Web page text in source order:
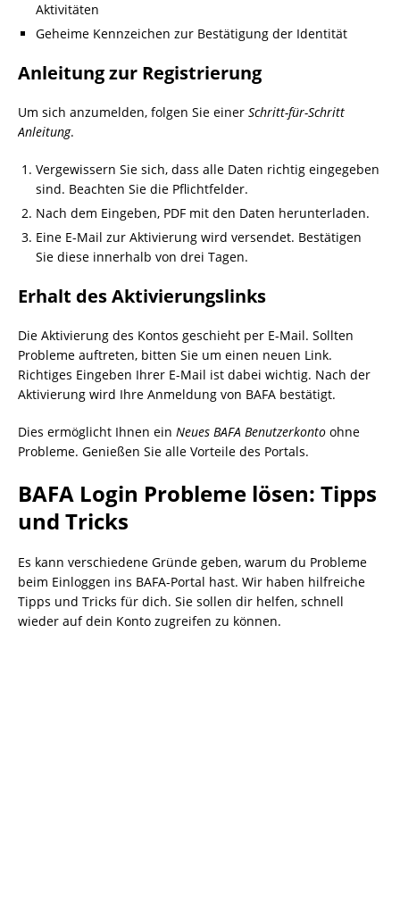
Aktivitäten
Geheime Kennzeichen zur Bestätigung der Identität
Anleitung zur Registrierung
Um sich anzumelden, folgen Sie einer Schritt-für-Schritt
Anleitung.
Vergewissern Sie sich, dass alle Daten richtig eingegeben
sind. Beachten Sie die Pflichtfelder.
Nach dem Eingeben, PDF mit den Daten herunterladen.
Eine E-Mail zur Aktivierung wird versendet. Bestätigen
Sie diese innerhalb von drei Tagen.
Erhalt des Aktivierungslinks
Die Aktivierung des Kontos geschieht per E-Mail. Sollten
Probleme auftreten, bitten Sie um einen neuen Link.
Richtiges Eingeben Ihrer E-Mail ist dabei wichtig. Nach der
Aktivierung wird Ihre Anmeldung von BAFA bestätigt.
Dies ermöglicht Ihnen ein Neues BAFA Benutzerkonto ohne
Probleme. Genießen Sie alle Vorteile des Portals.
BAFA Login Probleme lösen: Tipps
und Tricks
Es kann verschiedene Gründe geben, warum du Probleme
beim Einloggen ins BAFA-Portal hast. Wir haben hilfreiche
Tipps und Tricks für dich. Sie sollen dir helfen, schnell
wieder auf dein Konto zugreifen zu können.